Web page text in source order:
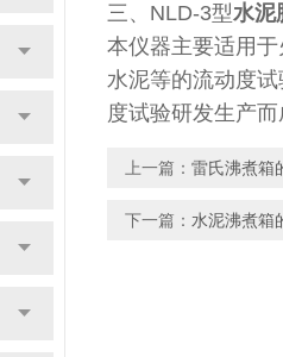
三、NLD-3型水泥
本仪器主要适用
水泥等的流动度
度试验研发生产
上一篇： 雷氏沸煮箱
下一篇： 水泥沸煮箱